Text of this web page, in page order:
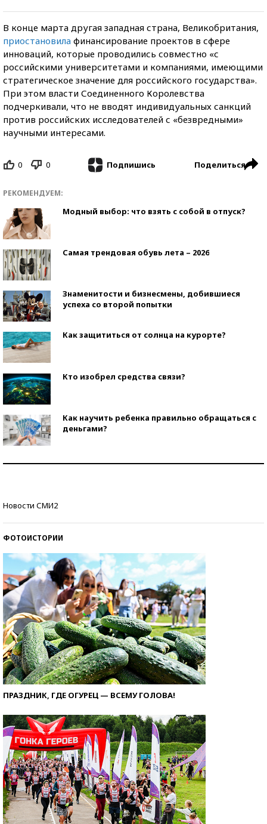
В конце марта другая западная страна, Великобритания,
приостановила финансирование проектов в сфере
инноваций, которые проводились совместно «с
российскими университетами и компаниями, имеющими
стратегическое значение для российского государства».
При этом власти Соединенного Королевства
подчеркивали, что не вводят индивидуальных санкций
против российских исследователей с «безвредными»
научными интересами.
0 0 Подпишись Поделиться
РЕКОМЕНДУЕМ:
Модный выбор: что взять с собой в отпуск?
Самая трендовая обувь лета – 2026
Знаменитости и бизнесмены, добившиеся
успеха со второй попытки
Как защититься от солнца на курорте?
Кто изобрел средства связи?
Как научить ребенка правильно обращаться с
деньгами?
Новости СМИ2
ФОТОИСТОРИИ
ПРАЗДНИК, ГДЕ ОГУРЕЦ — ВСЕМУ ГОЛОВА!